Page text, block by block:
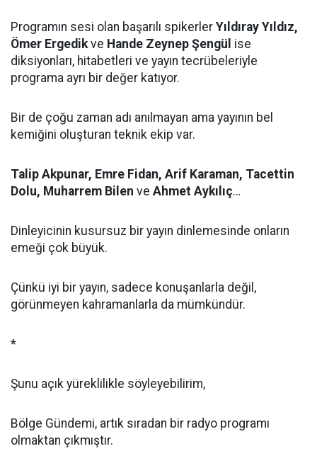
Programın sesi olan başarılı spikerler Yıldıray Yıldız,
Ömer Ergedikve Hande Zeynep Şengül ise
diksiyonları, hitabetleri ve yayın tecrübeleriyle
programa ayrı bir değer katıyor.
Bir de çoğu zaman adı anılmayan ama yayının bel
kemiğini oluşturan teknik ekip var.
Talip Akpunar, Emre Fidan, Arif Karaman, Tacettin
Dolu, Muharrem Bilen ve Ahmet Aykılıç…
Dinleyicinin kusursuz bir yayın dinlemesinde onların
emeği çok büyük.
Çünkü iyi bir yayın, sadece konuşanlarla değil,
görünmeyen kahramanlarla da mümkündür.
*
Şunu açık yüreklilikle söyleyebilirim,
Bölge Gündemi, artık sıradan bir radyo programı
olmaktan çıkmıştır.